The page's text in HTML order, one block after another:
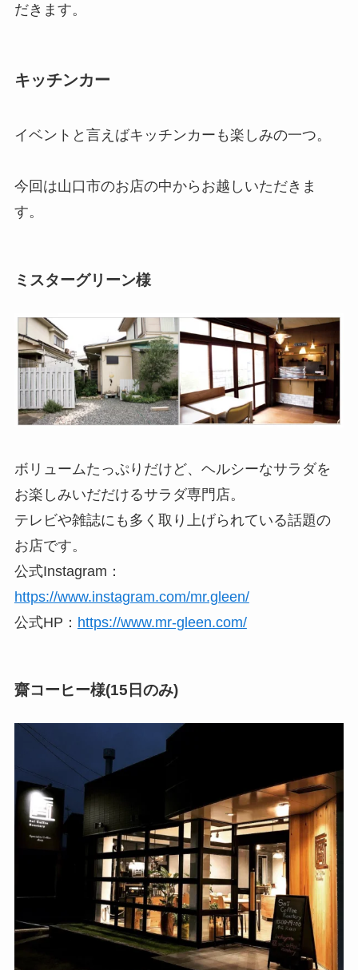
だきます。
キッチンカー
イベントと言えばキッチンカーも楽しみの一つ。
今回は山口市のお店の中からお越しいただきま
す。
ミスターグリーン様
ボリュームたっぷりだけど、ヘルシーなサラダを
お楽しみいだだけるサラダ専門店。
テレビや雑誌にも多く取り上げられている話題の
お店です。
公式Instagram：
https://www.instagram.com/mr.gleen/
公式HP： https://www.mr-gleen.com/
齋コーヒー様(15日のみ)